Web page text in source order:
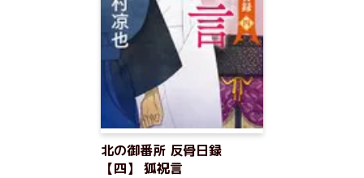
北の御番所 反骨日録
【四】 狐祝言